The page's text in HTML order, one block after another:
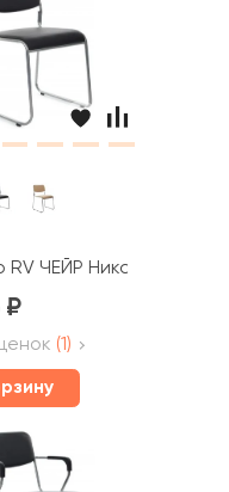
RV ЧЕЙР Никс / Nix
(1)